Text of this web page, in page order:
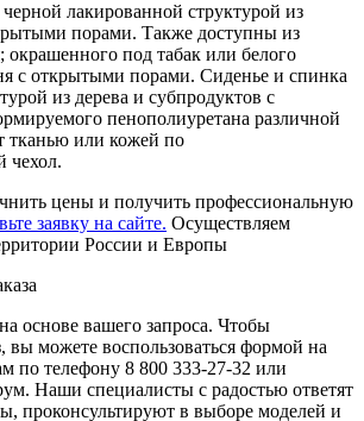
лакированной структурой из
порами. Также доступны из
окрашенного под табак или белого
с открытыми порами. Сиденье и спинка
из дерева и субпродуктов с
пенополиуретана различной
тканью или кожей по
чехол.
цены и получить профессиональную
заявку на сайте. Осуществляем
России и Европы
основе вашего запроса. Чтобы
вы можете воспользоваться формой на
по телефону 8 800 333-27-32 или
Наши специалисты с радостью ответят
проконсультируют в выборе моделей и